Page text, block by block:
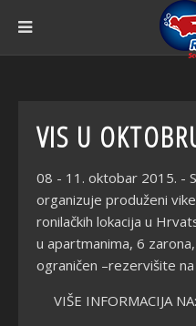
VIS U
08 - 11. oktobar 2015. -
organizuje produženi
ronilačkih lokacija u
u apartmanima, 6
ograničen –rezervišite
VIŠE INFORMACIJA